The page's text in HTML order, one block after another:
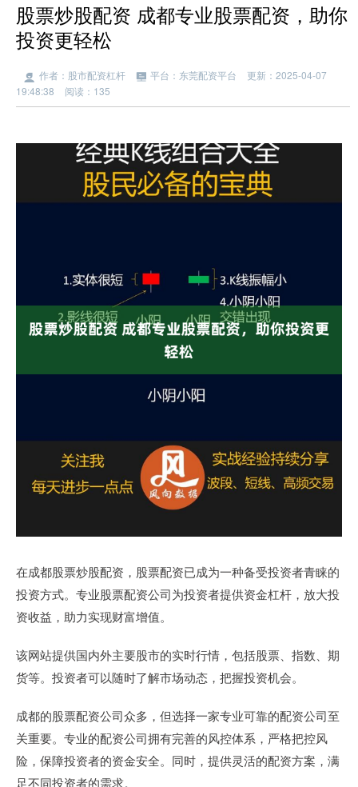
股票炒股配资 成都专业股票配资，助你
投资更轻松
作者：股市配资杠杆 平台：东莞配资平台
更新：2025-04-07
19:48:38
阅读：135
在成都股票炒股配资，股票配资已成为一种备受投资者青睐的
投资方式。专业股票配资公司为投资者提供资金杠杆，放大投
资收益，助力实现财富增值。
该网站提供国内外主要股市的实时行情，包括股票、指数、期
货等。投资者可以随时了解市场动态，把握投资机会。
成都的股票配资公司众多，但选择一家专业可靠的配资公司至
关重要。专业的配资公司拥有完善的风控体系，严格把控风
险，保障投资者的资金安全。同时，提供灵活的配资方案，满
足不同投资者的需求。